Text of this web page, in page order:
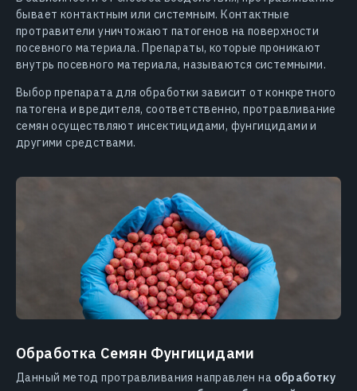
бывает контактным или системным. Контактные
протравители уничтожают патогенов на поверхности
посевного материала. Препараты, которые проникают
внутрь посевного материала, называются системными.
Выбор препарата для обработки зависит от конкретного
патогена и вредителя, соответственно, протравливание
семян осуществляют инсектицидами, фунгицидами и
другими средствами.
Обработка Семян Фунгицидами
Данный метод протравливания направлен на обработку